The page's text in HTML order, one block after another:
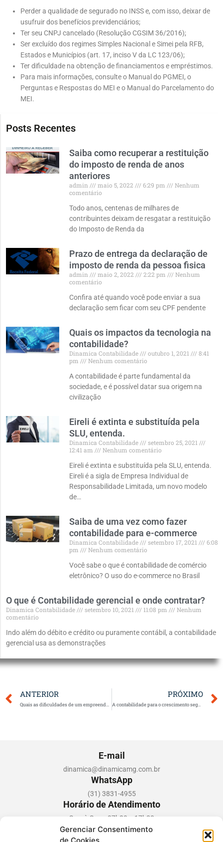
Gerenciar Consentimento
Perder a qualidade de segurado no INSS e, com isso, deixar de
usufruir dos benefícios previdenciários;
Ter seu CNPJ cancelado (Resolução CGSIM 36/2016);
Ser excluído dos regimes Simples Nacional e Simei pela RFB,
Estados e Municípios (art. 17, inciso V da LC 123/06);
Ter dificuldade na obtenção de financiamentos e empréstimos.
Para mais informações, consulte o Manual do PGMEI, o
Perguntas e Respostas do MEI e o Manual do Parcelamento do
MEI.
Posts Recentes
Saiba como recuperar a restituição
do imposto de renda de anos
anteriores
admin maio 5, 2022 6:29 pm
Nenhum
comentário
Todo anos, centenas de milhares de
contribuintes deixam de resgatar a restituição
do Imposto de Renda da
Prazo de entrega da declaração de
imposto de renda da pessoa fisica
admin maio 2, 2022 2:22 pm
Nenhum
comentário
Confira até quando você pode enviar a sua
declaração sem ficar com seu CPF pendente
Quais os impactos da tecnologia na
contabilidade?
Dinamica Contabilidade outubro 1, 2021
8:41
pm
Nenhum comentário
A contabilidade é parte fundamental da
sociedade, e é possível datar sua origem na
civilização
Eireli é extinta e substituída pela
SLU, entenda.
Dinamica Contabilidade
setembro 25, 2021
12:41 am
Nenhum comentário
Eireli é extinta e substituída pela SLU, entenda.
Eireli é a sigla de Empresa Individual de
Responsabilidade Limitada, um novo modelo
de…
Saiba de uma vez como fazer
contabilidade para e-commerce
Dinamica Contabilidade setembro 17, 2021
6:08
pm
Nenhum comentário
Você sabe o que é contabilidade de comércio
eletrônico? O uso do e-commerce no Brasil
O que é Contabilidade gerencial e onde contratar?
Dinamica Contabilidade setembro 10, 2021 11:08 pm
Nenhum
comentário
Indo além do débito e crédito ou puramente contábil, a contabilidade
gerencial usa as demonstrações
Anterior
ANTERIOR
Quais as dificuldades de um empreendedores no controle financeiro
PRÓXIMO
A contabilidade para o crescimento seguro das empresas
E-mail
dinamica@dinamicamg.com.br
WhatsApp
(31) 3831-4955
Horário de Atendimento
Seg. à Sex. - 07h30 a 17h30